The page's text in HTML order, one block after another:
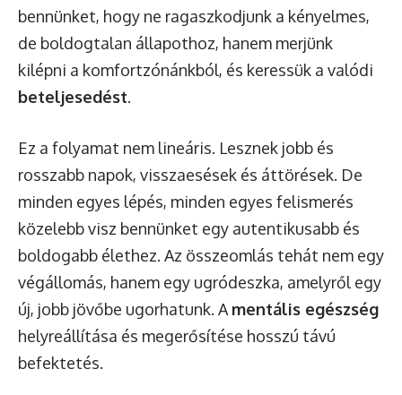
bennünket, hogy ne ragaszkodjunk a kényelmes,
de boldogtalan állapothoz, hanem merjünk
kilépni a komfortzónánkból, és keressük a valódi
beteljesedést.
Ez a folyamat nem lineáris. Lesznek jobb és
rosszabb napok, visszaesések és áttörések. De
minden egyes lépés, minden egyes felismerés
közelebb visz bennünket egy autentikusabb és
boldogabb élethez. Az összeomlás tehát nem egy
végállomás, hanem egy ugródeszka, amelyről egy
új, jobb jövőbe ugorhatunk. A mentális egészség
helyreállítása és megerősítése hosszú távú
befektetés.